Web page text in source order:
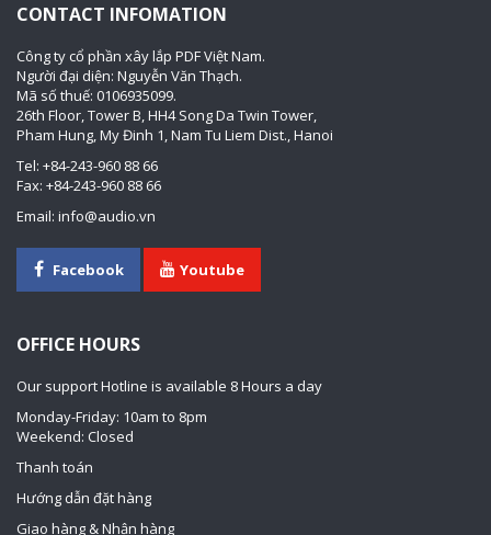
CONTACT INFOMATION
Công ty cổ phần xây lắp PDF Việt Nam.
Người đại diện: Nguyễn Văn Thạch.
Mã số thuế: 0106935099.
26th Floor, Tower B, HH4 Song Da Twin Tower,
Pham Hung, My Đinh 1, Nam Tu Liem Dist., Hanoi
Tel: +84-243-960 88 66
Fax: +84-243-960 88 66
Email: info@audio.vn
Facebook Youtube
OFFICE HOURS
Our support Hotline is available 8 Hours a day
Monday-Friday: 10am to 8pm
Weekend: Closed
Thanh toán
Hướng dẫn đặt hàng
Giao hàng & Nhận hàng